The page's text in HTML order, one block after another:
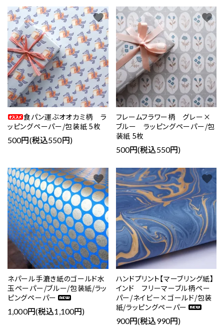
食パン運ぶオオカミ柄 ラ
ッピングペーパー/包装紙 5枚
500円(税込550円)
favorite
フレームフラワー柄 グレー×
ブルー ラッピングペーパー/包
装紙 5枚
500円(税込550円)
favorite
ネパール手漉き紙のゴールド水
玉ペーパー/ブルー/包装紙/ラッ
ピングペーパー
1,000円(税込1,100円)
favorite
ハンドプリント【マーブリング紙】
インド フリーマーブル柄ペー
パー/ネイビー×ゴールド/包装
紙/ラッピングペーパー
900円(税込990円)
favorite